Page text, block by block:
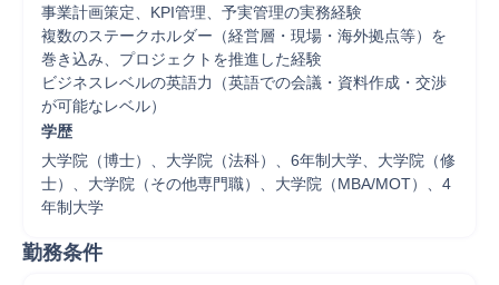
事業計画策定、KPI管理、予実管理の実務経験
複数のステークホルダー（経営層・現場・海外拠点等）を
巻き込み、プロジェクトを推進した経験
ビジネスレベルの英語力（英語での会議・資料作成・交渉
が可能なレベル）
学歴
大学院（博士）、大学院（法科）、6年制大学、大学院（修
士）、大学院（その他専門職）、大学院（MBA/MOT）、4
年制大学
勤務条件